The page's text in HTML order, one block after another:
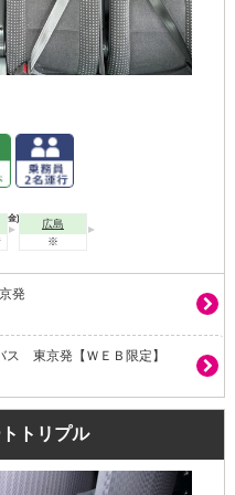
(金)
広島
※
発
東京発【ＷＥＢ限定】
トリプル